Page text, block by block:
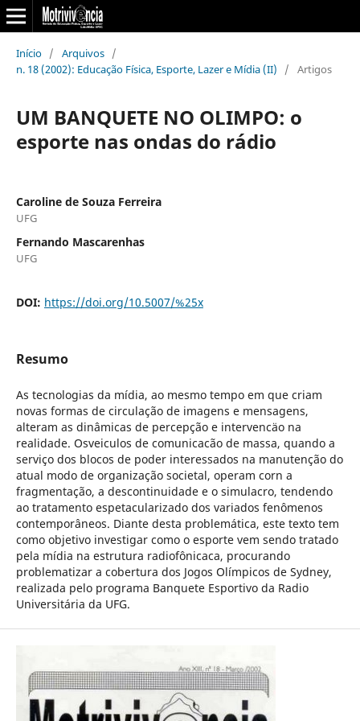
Início / Arquivos /
n. 18 (2002): Educação Física, Esporte, Lazer e Mídia (II)
/ Artigos
UM BANQUETE NO OLIMPO: o
esporte nas ondas do rádio
Caroline de Souza Ferreira
UFG
Fernando Mascarenhas
UFG
DOI: https://doi.org/10.5007/%25x
Resumo
As tecnologias da mídia, ao mesmo tempo em que criam
novas formas de circulação de imagens e mensagens,
alteram as dinâmicas de percepção e intervencäo na
realidade. Osveiculos de comunicacão de massa, quando a
serviço dos blocos de poder interessados na manutenção do
atual modo de organização societal, operam corn a
fragmentação, a descontinuidade e o simulacro, tendendo
ao tratamento espetacularizado dos variados fenômenos
contemporâneos. Diante desta problemática, este texto tem
como objetivo investigar como o esporte vem sendo tratado
pela mídia na estrutura radiofônicaca, procurando
problematizar a cobertura dos Jogos Olímpicos de Sydney,
realizada pelo programa Banquete Esportivo da Radio
Universitária da UFG.